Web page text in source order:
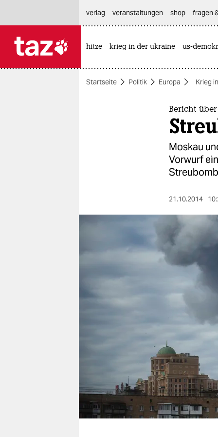
themen
wahrheit
verlag
unterstützen
abo
genossenschaft
verlag
veranstaltungen shop fragen
hitze krieg in der ukraine us-
Startseite Politik Europa Krieg
Bericht
Moskau
Vorwurf
21.10.2014